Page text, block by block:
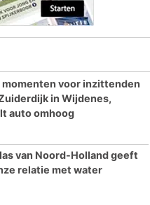
momenten voor inzittenden
in Wijdenes,
auto omhoog
van Noord-Holland geeft
relatie met water